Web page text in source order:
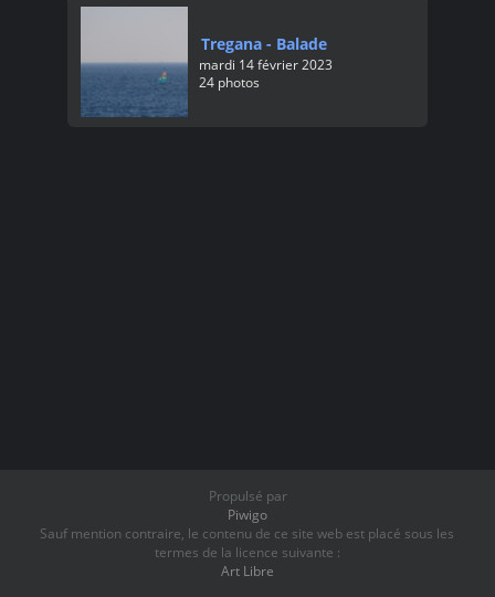
Tregana - Balade
mardi 14 février 2023
24 photos
Propulsé par
Piwigo
Sauf mention contraire, le contenu de ce site web est placé sous les
termes de la licence suivante :
Art Libre